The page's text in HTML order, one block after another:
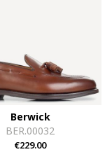
Berwick
BER.00032
€229.00